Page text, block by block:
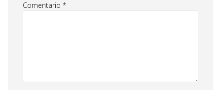
Comentario *